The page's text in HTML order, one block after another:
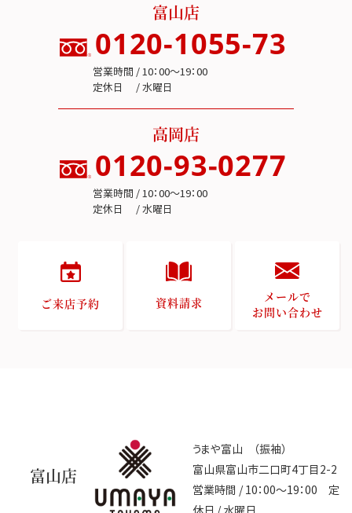
富山店
0120-1055-73
営業時間 / 10：00～19：00
定休日 / 水曜日
高岡店
0120-93-0277
営業時間 / 10：00～19：00
定休日 / 水曜日
ご来店予約 資料請求
メールで
お問い合わせ
富山店
うまや富山 （振袖）
富山県富山市二口町4丁目2-2
営業時間 / 10：00～19：00 定